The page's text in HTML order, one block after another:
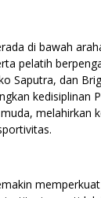
di bawah
pelatih
Saputra, dan
kedisiplinan
melahirkan